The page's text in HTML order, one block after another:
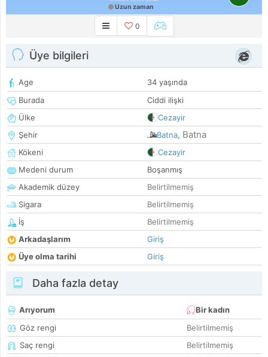
Uzun zaman
0
Üye bilgileri
Age
34 yaşında
Burada
Ciddi ilişki
Ülke
Cezayir
Şehir
Batna, Batna
Kökeni
Cezayir
Medeni durum
Boşanmış
Akademik düzey
Belirtilmemiş
Sigara
Belirtilmemiş
İş
Belirtilmemiş
Arkadaşlarım
Giriş
Üye olma tarihi
Giriş
Daha fazla detay
Arıyorum
Bir kadın
Göz rengi
Belirtilmemiş
Saç rengi
Belirtilmemiş